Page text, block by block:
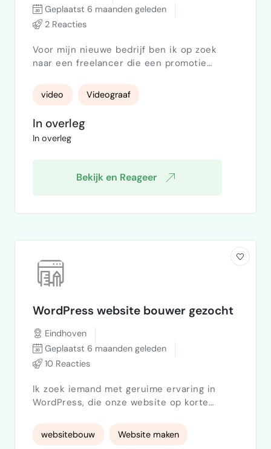
Geplaatst 6 maanden geleden
2 Reacties
Voor mijn nieuwe bedrijf ben ik op zoek
naar een freelancer die een promotie
videograaf? Reageer dan snel
video Videograaf
In overleg
In overleg
Bekijk en Reageer
WordPress website bouwer gezocht
Eindhoven
Geplaatst 6 maanden geleden
10 Reacties
Ik zoek iemand met geruime ervaring in
WordPress, die onze website op korte
in Eindhoven. Vergoeding is op basis van
websitebouw Website maken